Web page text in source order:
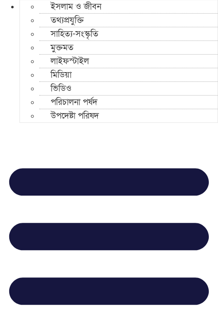
ইসলাম ও জীবন
তথ্যপ্রযুক্তি
সাহিত্য-সংস্কৃতি
মুক্তমত
লাইফস্টাইল
মিডিয়া
ভিডিও
পরিচালনা পর্ষদ
উপদেষ্টা পরিষদ